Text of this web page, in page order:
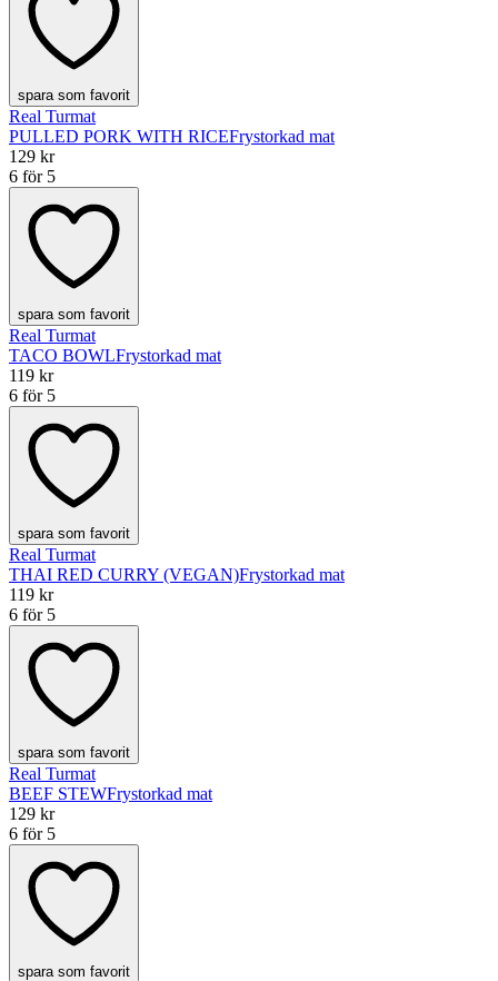
spara som favorit
Real Turmat
PULLED PORK WITH RICEFrystorkad mat
129 kr
6 för 5
spara som favorit
Real Turmat
TACO BOWLFrystorkad mat
119 kr
6 för 5
spara som favorit
Real Turmat
THAI RED CURRY (VEGAN)Frystorkad mat
119 kr
6 för 5
spara som favorit
Real Turmat
BEEF STEWFrystorkad mat
129 kr
6 för 5
spara som favorit